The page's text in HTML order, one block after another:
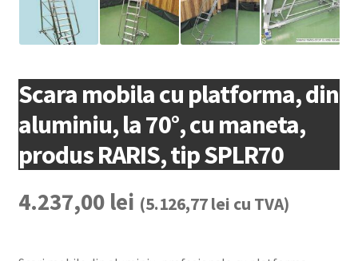
Scara mobila cu platforma, din
aluminiu, la 70°, cu maneta,
produs RARIS, tip SPLR70
4.237,00 lei (5.126,77lei cu TVA)